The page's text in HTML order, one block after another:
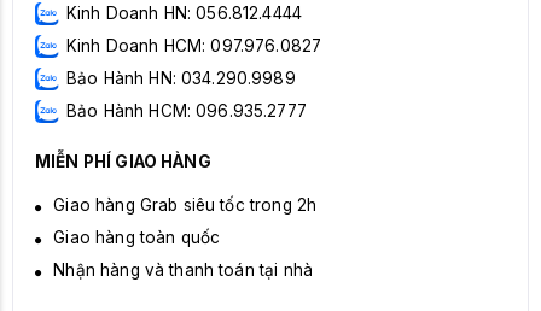
Kinh Doanh HN: 056.812.4444
Kinh Doanh HCM: 097.976.0827
Bảo Hành HN: 034.290.9989
Bảo Hành HCM: 096.935.2777
MIỄN PHÍ GIAO HÀNG
Giao hàng Grab siêu tốc trong 2h
Giao hàng toàn quốc
Nhận hàng và thanh toán tại nhà